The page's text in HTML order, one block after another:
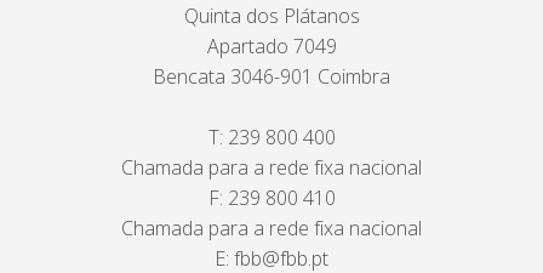
Quinta dos Plátanos
Apartado 7049
Bencata 3046-901 Coimbra
T: 239 800 400
Chamada para a rede fixa nacional
F: 239 800 410
Chamada para a rede fixa nacional
E: fbb@fbb.pt